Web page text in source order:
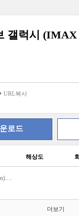
갤럭시
URL복사
로드
해상도
[FHD 1080p] 가디언즈 오브 갤럭시 (IMAX Edition).jpg
더보기